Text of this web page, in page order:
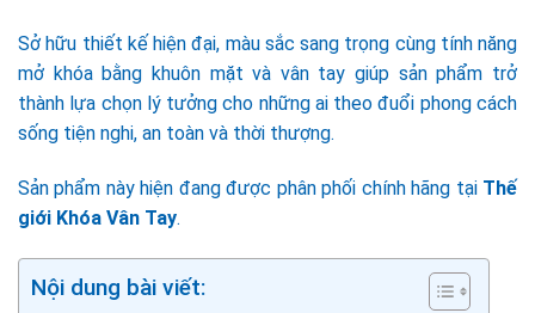
Sở hữu thiết kế hiện đại, màu sắc sang trọng cùng tính năng
mở khóa bằng khuôn mặt và vân tay giúp sản phẩm trở
thành lựa chọn lý tưởng cho những ai theo đuổi phong cách
sống tiện nghi, an toàn và thời thượng.
Sản phẩm này hiện đang được phân phối chính hãng tại Thế
giới Khóa Vân Tay.
Nội dung bài viết: